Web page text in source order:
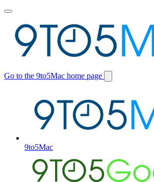
Toggle
menu
Go to the 9to5Mac home page
Switch
9to5Mac